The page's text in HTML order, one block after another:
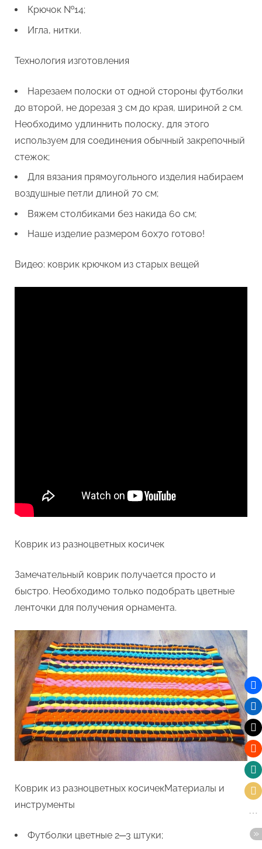
Крючок №14;
Игла, нитки.
Технология изготовления
Нарезаем полоски от одной стороны футболки
до второй, не дорезая 3 см до края, шириной 2 см.
Необходимо удлиннить полоску, для этого
используем для соединения обычный закрепочный
стежок;
Для вязания прямоугольного изделия набираем
воздушные петли длиной 70 см;
Вяжем столбиками без накида 60 см;
Наше изделие размером 60х70 готово!
Видео: коврик крючком из старых вещей
Коврик из разноцветных косичек
Замечательный коврик получается просто и
быстро. Необходимо только подобрать цветные
ленточки для получения орнамента.
Коврик из разноцветных косичекМатериалы и
инструменты
Футболки цветные 2─3 штуки;